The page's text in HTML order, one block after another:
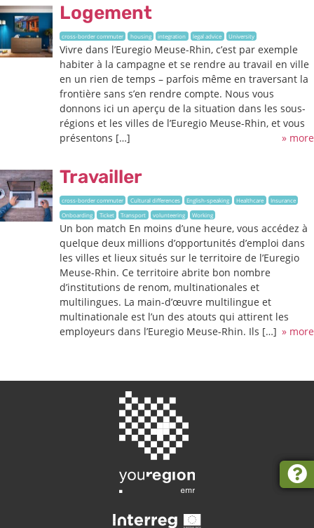
Logement
cross-border commuter housing integration legal advice University
Vivre dans l’Euregio Meuse-Rhin, c’est par exemple
habiter à la campagne et se rendre au travail en ville
en un rien de temps – parfois même en traversant la
frontière sans s’en rendre compte. Nous vous
donnons ici un aperçu de la situation dans les sous-
régions et les villes de l’Euregio Meuse-Rhin, et vous
présentons […]
» more
Travailler
cross-border commuter Cultural differences English-speaking Healthcare
Insurance
Onboarding
Ticket Transport volunteering Working
Un bon match En moins d’une heure, vous accédez à
quelque deux millions d’opportunités d’emploi dans
les villes et lieux situés sur le territoire de l’Euregio
Meuse-Rhin. Ce territoire abrite bon nombre
d’institutions de renom, multinationales et
multilingues. La main-d’œuvre multilingue et
multinationale est l’un des atouts qui attirent les
employeurs dans l’Euregio Meuse-Rhin. Ils […] » more